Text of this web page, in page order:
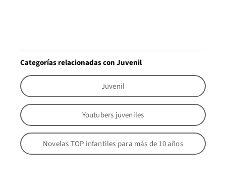
Categorías relacionadas con Juvenil
Juvenil
Youtubers juveniles
Novelas TOP infantiles para más de 10 años